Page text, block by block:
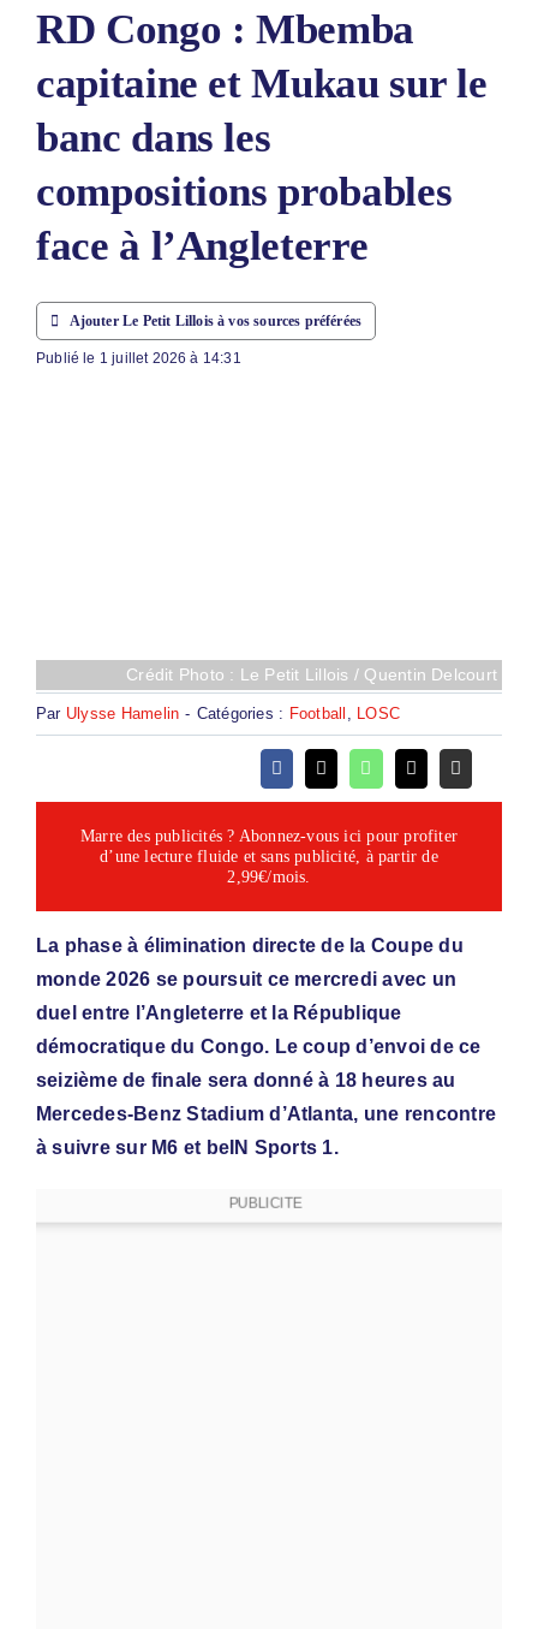
NOUS
RD Congo : Mbemba
capitaine et Mukau sur le
banc dans les
compositions probables
face à l’Angleterre
Ajouter Le Petit Lillois à vos sources préférées
Publié le 1 juillet 2026 à 14:31
Crédit Photo : Le Petit Lillois / Quentin Delcourt
Par Ulysse Hamelin - Catégories : Football , LOSC
Marre des publicités ? Abonnez-vous ici pour profiter
d’une lecture fluide et sans publicité, à partir de
2,99€/mois.
La phase à élimination directe de la Coupe du
monde 2026 se poursuit ce mercredi avec un
duel entre l’Angleterre et la République
démocratique du Congo. Le coup d’envoi de ce
seizième de finale sera donné à 18 heures au
Mercedes-Benz Stadium d’Atlanta, une rencontre
à suivre sur M6 et beIN Sports 1.
PUBLICITE